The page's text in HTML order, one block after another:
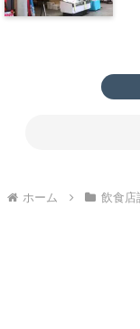
ホーム 飲食店